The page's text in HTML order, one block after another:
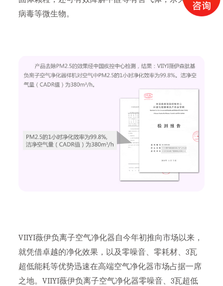
病毒等微生物。
VIIYI薇伊负离子空气净化器自今年初推向市场以来，
就凭借卓越的净化效果，以及零噪音、零耗材、3瓦
超低能耗等优势迅速在高端空气净化器市场占据一席
之地。VIIYI薇伊负离子空气净化器零噪音、3瓦超低